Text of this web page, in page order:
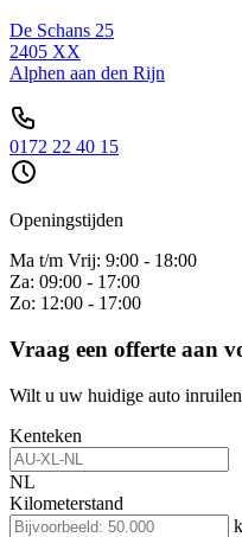
De Schans 25
2405 XX
Alphen aan den Rijn
0172 22 40 15
Openingstijden
Ma t/m Vrij: 9:00 - 18:00
Za: 09:00 - 17:00
Zo: 12:00 - 17:00
Vraag een offerte aan
Wilt u uw huidige auto
Kenteken
NL
Kilometerstand